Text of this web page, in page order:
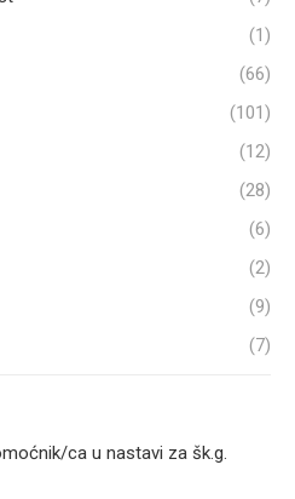
(1)
(66)
(101)
(12)
(28)
(6)
(2)
(9)
(7)
ca u nastavi za šk.g.